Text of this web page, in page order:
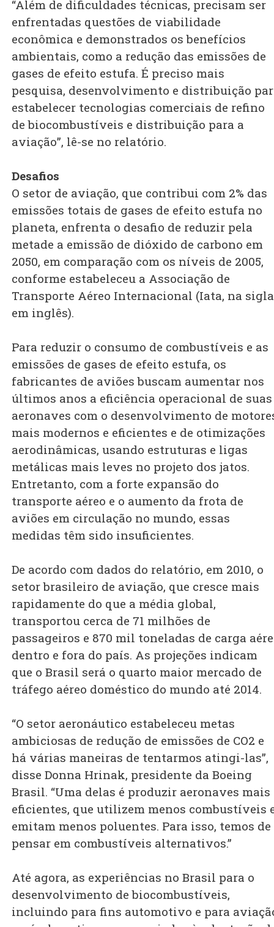
“Além de dificuldades técnicas, precisam ser
enfrentadas questões de viabilidade
econômica e demonstrados os benefícios
ambientais, como a redução das emissões de
gases de efeito estufa. É preciso mais
pesquisa, desenvolvimento e distribuição
estabelecer tecnologias comerciais de refino
de biocombustíveis e distribuição para a
aviação”, lê-se no relatório.
Desafios
O setor de aviação, que contribui com 2% das
emissões totais de gases de efeito estufa no
planeta, enfrenta o desafio de reduzir pela
metade a emissão de dióxido de carbono em
2050, em comparação com os níveis de 2005,
conforme estabeleceu a Associação de
Transporte Aéreo Internacional (Iata, na sigla
em inglês).
Para reduzir o consumo de combustíveis e as
emissões de gases de efeito estufa, os
fabricantes de aviões buscam aumentar nos
últimos anos a eficiência operacional de suas
aeronaves com o desenvolvimento de
mais modernos e eficientes e de otimizações
aerodinâmicas, usando estruturas e ligas
metálicas mais leves no projeto dos jatos.
Entretanto, com a forte expansão do
transporte aéreo e o aumento da frota de
aviões em circulação no mundo, essas
medidas têm sido insuficientes.
De acordo com dados do relatório, em 2010, o
setor brasileiro de aviação, que cresce mais
rapidamente do que a média global,
transportou cerca de 71 milhões de
passageiros e 870 mil toneladas de carga
dentro e fora do país. As projeções indicam
que o Brasil será o quarto maior mercado de
tráfego aéreo doméstico do mundo até 2014.
“O setor aeronáutico estabeleceu metas
ambiciosas de redução de emissões de CO2 e
há várias maneiras de tentarmos atingi-las”,
disse Donna Hrinak, presidente da Boeing
Brasil. “Uma delas é produzir aeronaves mais
eficientes, que utilizem menos combustíveis
emitam menos poluentes. Para isso, temos de
pensar em combustíveis alternativos.”
Até agora, as experiências no Brasil para o
desenvolvimento de biocombustíveis,
incluindo para fins automotivo e para